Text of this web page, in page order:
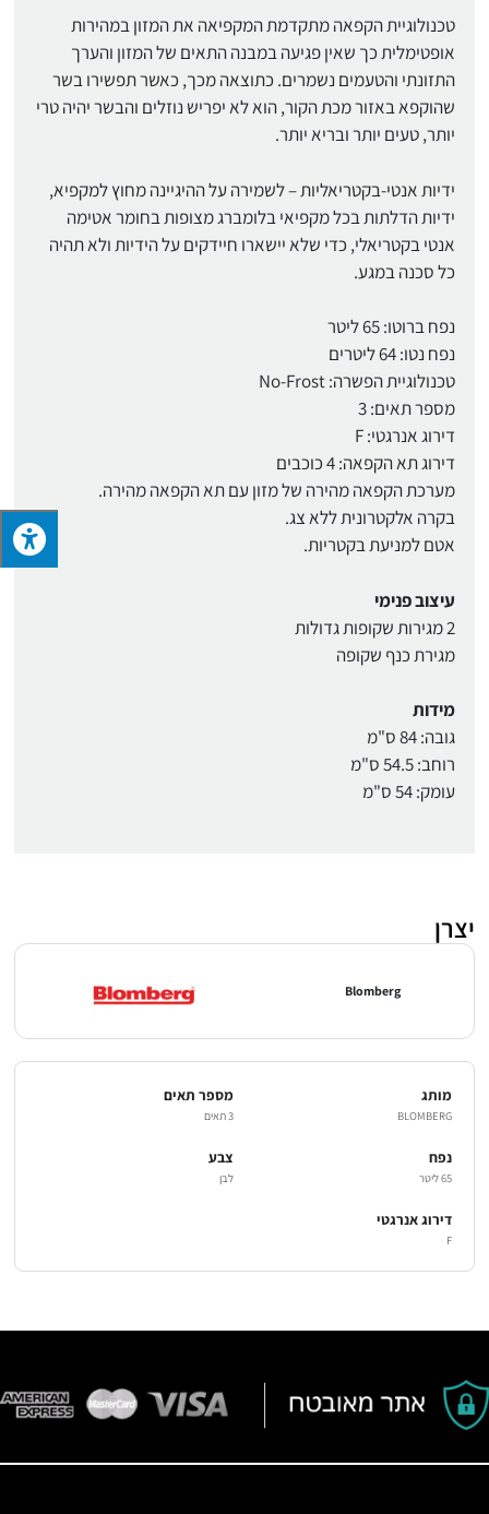
טכנולוגיית הקפאה מתקדמת המקפיאה את המזון במהירות
אופטימלית כך שאין פגיעה במבנה התאים של המזון והערך
התזונתי והטעמים נשמרים. כתוצאה מכך, כאשר תפשירו בשר
שהוקפא באזור מכת הקור, הוא לא יפריש נוזלים והבשר יהיה טרי
יותר, טעים יותר ובריא יותר.
ידיות אנטי-בקטריאליות – לשמירה על ההיגיינה מחוץ למקפיא,
ידיות הדלתות בכל מקפיאי בלומברג מצופות בחומר אטימה
אנטי בקטריאלי, כדי שלא יישארו חיידקים על הידיות ולא תהיה
כל סכנה במגע.
נפח ברוטו: 65 ליטר
נפח נטו: 64 ליטרים
טכנולוגיית הפשרה: No-Frost
מספר תאים: 3
דירוג אנרגטי: F
דירוג תא הקפאה: 4 כוכבים
מערכת הקפאה מהירה של מזון עם תא הקפאה מהירה.
בקרה אלקטרונית ללא צג.
אטם למניעת בקטריות.
עיצוב פנימי
2 מגירות שקופות גדולות
מגירת כנף שקופה
מידות
גובה: 84 ס"מ
רוחב: 54.5 ס"מ
עומק: 54 ס"מ
יצרן
Blomberg
מותג
BLOMBERG
מספר תאים
3 תאים
נפח
65 ליטר
צבע
לבן
דירוג אנרגטי
F